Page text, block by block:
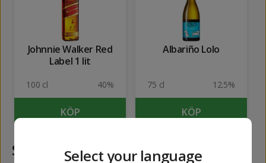
Johnnie Walker Red
Label 1 lit
100 cl 40%
KÖP
Albariño Lolo
75 cl 12.5%
KÖP
Samma kategori
Select your language